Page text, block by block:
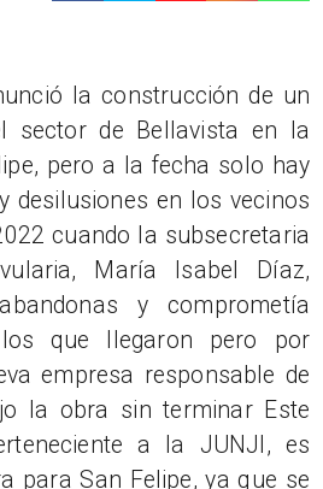
la construcción de un
sector de Bellavista en la
pero a la fecha solo hay
desilusiones en los vecinos
cuando la subsecretaria
María Isabel Díaz,
y comprometía
que llegaron pero por
empresa responsable de
la obra sin terminar Este
a la JUNJI, es
para San Felipe, ya que se